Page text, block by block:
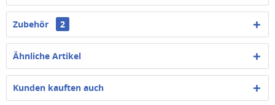
Zubehör 2
Ähnliche Artikel
Kunden kauften auch